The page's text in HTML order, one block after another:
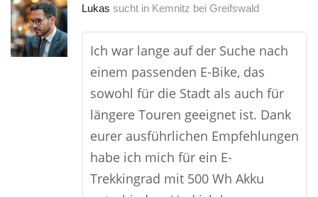
Lukas sucht in Kemnitz bei Greifswald
Ich war lange auf der Suche nach
einem passenden E-Bike, das
sowohl für die Stadt als auch für
längere Touren geeignet ist. Dank
eurer ausführlichen Empfehlungen
habe ich mich für ein E-
Trekkingrad mit 500 Wh Akku